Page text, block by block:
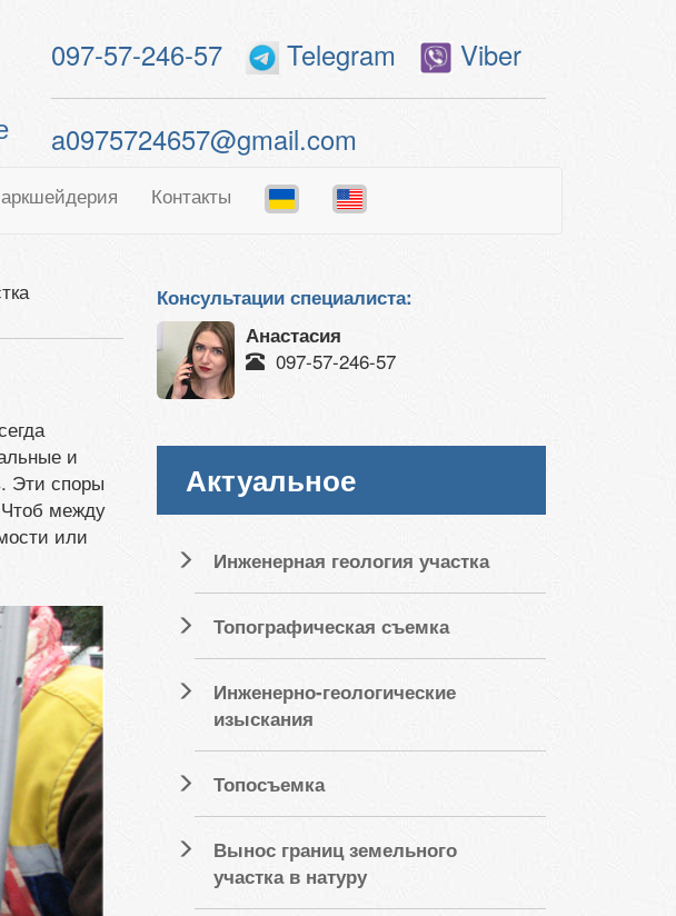
097-57-246-57 Telegram Viber
a0975724657@gmail.com
Контакты
и
Эти споры
Чтоб между
или
Консультации специалиста:
Анастасия
097-57-246-57
Актуальное
Инженерная геология участка
Топографическая съемка
Инженерно-геологические
изыскания
Топосъемка
Вынос границ земельного
участка в натуру